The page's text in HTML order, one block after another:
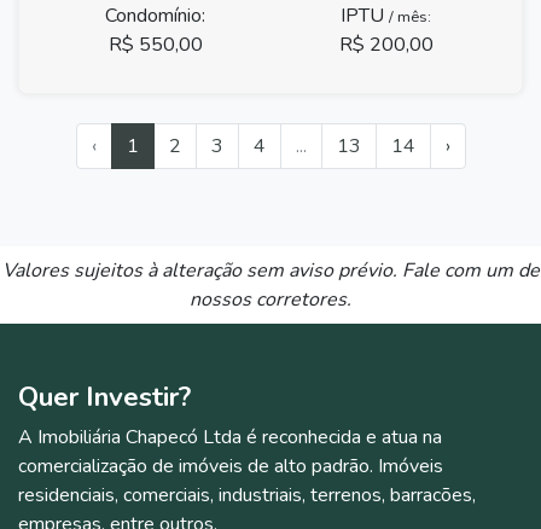
Condomínio:
R$ 550,00
IPTU / mês:
R$ 200,00
‹ 1 2 3 4 ... 13 14 ›
Valores sujeitos à alteração sem aviso prévio. Fale com um de
nossos corretores.
Quer Investir?
A Imobiliária Chapecó Ltda é reconhecida e atua na
comercialização de imóveis de alto padrão. Imóveis
residenciais, comerciais, industriais, terrenos, barracões,